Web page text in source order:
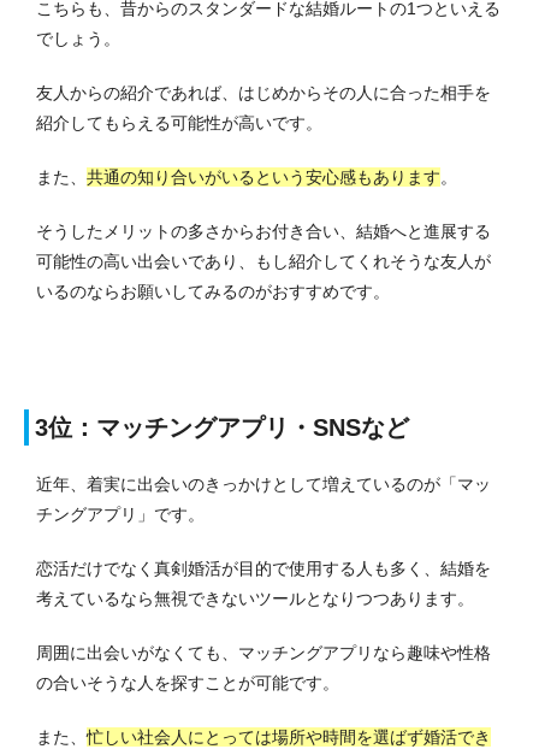
こちらも、昔からのスタンダードな結婚ルートの1つといえる
でしょう。
友人からの紹介であれば、はじめからその人に合った相手を
紹介してもらえる可能性が高いです。
また、 共通の知り合いがいるという安心感もあります。
そうしたメリットの多さからお付き合い、結婚へと進展する
可能性の高い出会いであり、もし紹介してくれそうな友人が
いるのならお願いしてみるのがおすすめです。
3位：マッチングアプリ・SNSなど
近年、着実に出会いのきっかけとして増えているのが「マッ
チングアプリ」です。
恋活だけでなく真剣婚活が目的で使用する人も多く、結婚を
考えているなら無視できないツールとなりつつあります。
周囲に出会いがなくても、マッチングアプリなら趣味や性格
の合いそうな人を探すことが可能です。
また、忙しい社会人にとっては場所や時間を選ばず婚活でき